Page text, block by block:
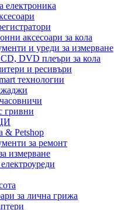
електроника
аксесоари за кола
и уреди за измерване
DVD плеъри за кола
и ресивъри
технологии
гривни
& Petshop
за ремонт
измерване
за лична грижа